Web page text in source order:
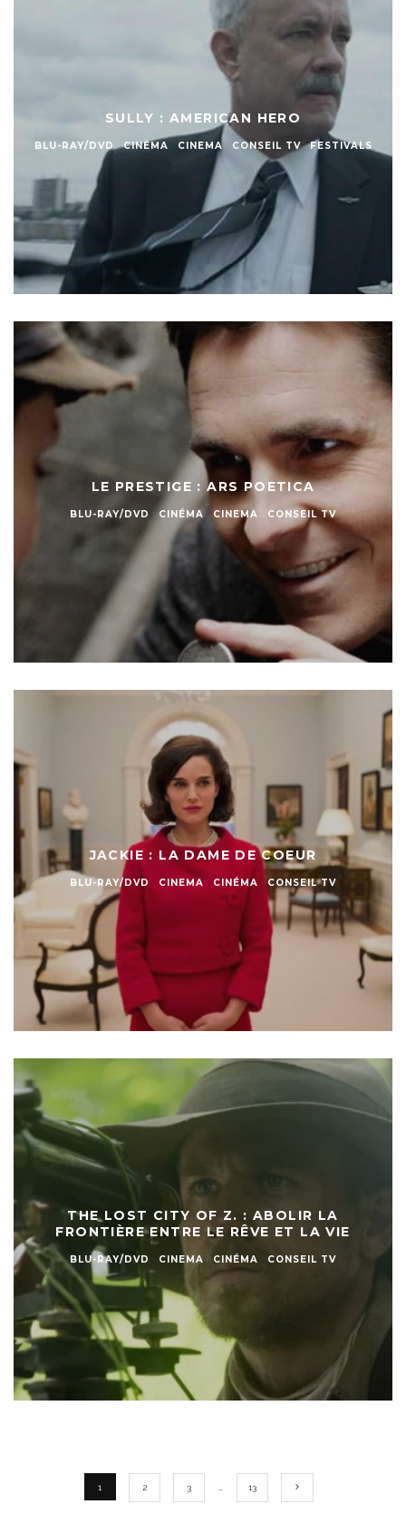
SULLY : AMERICAN HERO
BLU-RAY/DVD CINÉMA CINEMA CONSEIL TV FESTIVALS
LE PRESTIGE : ARS POETICA
BLU-RAY/DVD CINÉMA CINEMA CONSEIL TV
JACKIE : LA DAME DE COEUR
BLU-RAY/DVD CINEMA CINÉMA CONSEIL TV
THE LOST CITY OF Z. : ABOLIR LA
FRONTIÈRE ENTRE LE RÊVE ET LA VIE
BLU-RAY/DVD CINEMA CINÉMA CONSEIL TV
1 2 3 13